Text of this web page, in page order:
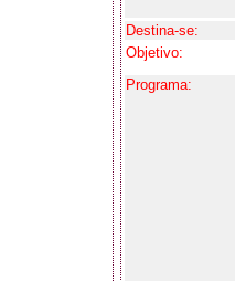
Destina-se:
Objetivo:
Programa: